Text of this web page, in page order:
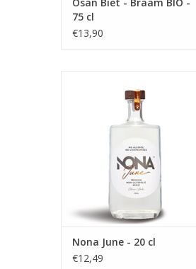
75 cl
€13,90
TOEVOEGEN AAN WINKELWAGEN
Nona June - 20 cl
€12,49